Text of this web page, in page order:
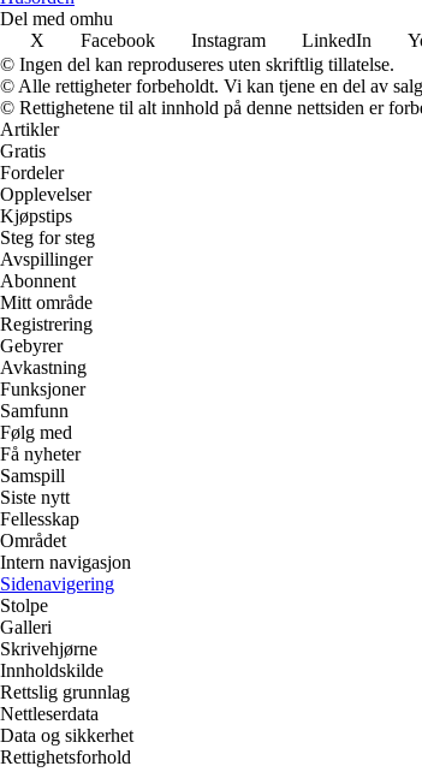
Del med omhu
X
Facebook Instagram LinkedIn
© Ingen del kan reproduseres uten skriftlig tillatelse.
© Alle rettigheter forbeholdt. Vi kan tjene en del av
© Rettighetene til alt innhold på denne nettsiden er
Artikler
Gratis
Fordeler
Opplevelser
Kjøpstips
Steg for steg
Avspillinger
Abonnent
Mitt område
Registrering
Gebyrer
Avkastning
Funksjoner
Samfunn
Følg med
Få nyheter
Samspill
Siste nytt
Fellesskap
Området
Intern navigasjon
Sidenavigering
Stolpe
Galleri
Skrivehjørne
Innholdskilde
Rettslig grunnlag
Nettleserdata
Data og sikkerhet
Rettighetsforhold